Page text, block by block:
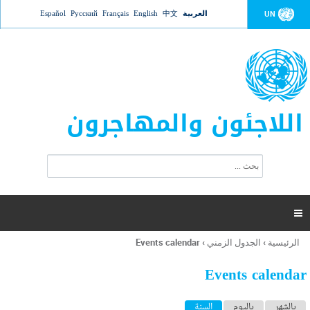
Jump to navigation UN العربية 中文
English
Français
Русский
Español
اللاجئون والمهاجرون
ت
ر
ل
ح
ب

أنت
هنا
الرئيسية › الجدول الزمني ›
Events calendar
Events calendar